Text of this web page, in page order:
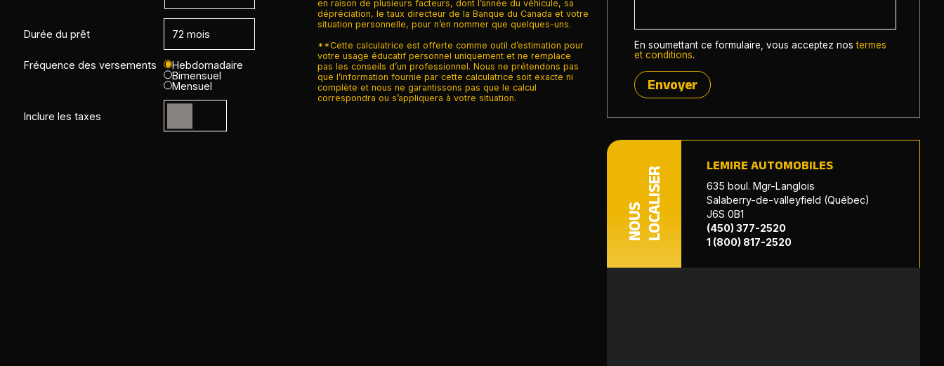
Durée du prêt
Fréquence des versements
Hebdomadaire
Bimensuel
Mensuel
Inclure les taxes
En soumettant ce formulaire, vous acceptez nostermes
et conditions.
Envoyer
NOUS LOCALISER
LEMIRE AUTOMOBILES
635 boul. Mgr-Langlois
Salaberry-de-valleyfield (Québec)
J6S 0B1
(450) 377-2520
1 (800) 817-2520